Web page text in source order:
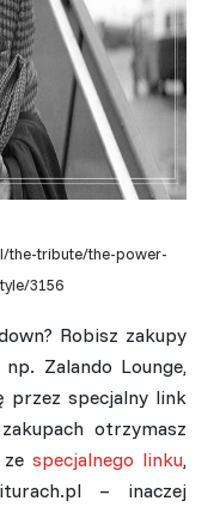
the-tribute/the-power-
3156
Robisz zakupy
Zalando Lounge,
przez specjalny link
otrzymasz
specjalnego linku,
– inaczej